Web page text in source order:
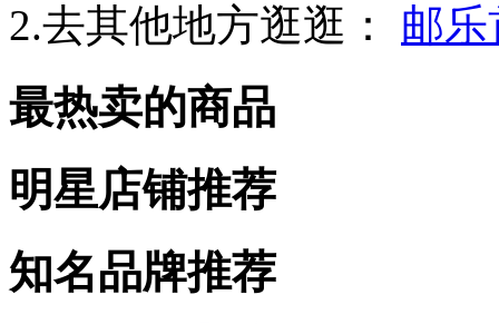
2.去其他地方逛逛：
邮
最热卖的商品
明星店铺推荐
知名品牌推荐